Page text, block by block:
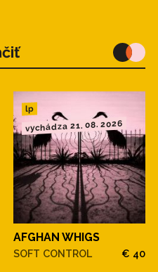
lp
vychádza 21. 08. 2026
AFGHAN WHIGS
SOFT CONTROL € 40